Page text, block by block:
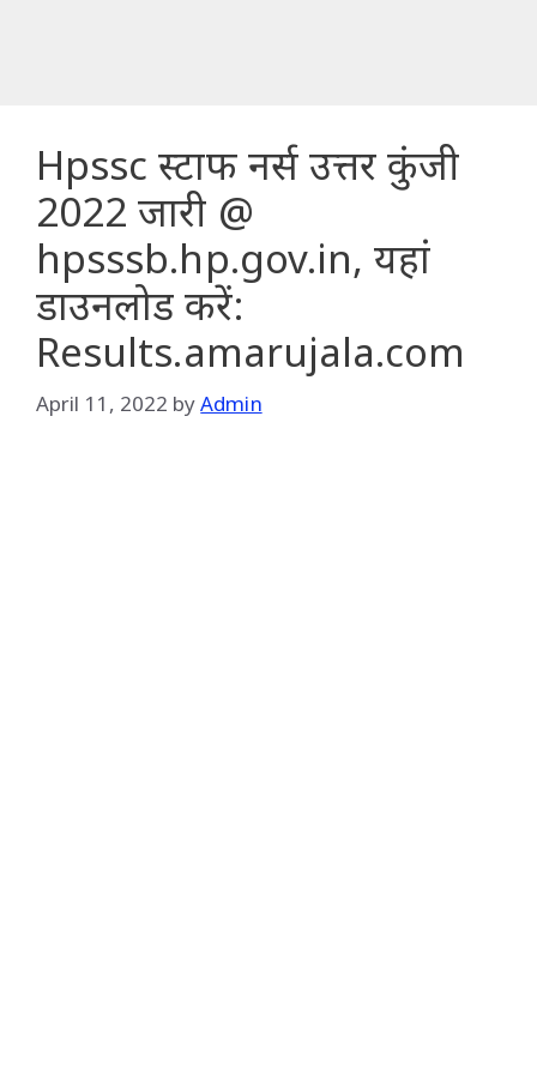
Hpssc स्टाफ नर्स उत्तर कुंजी
2022 जारी @
hpsssb.hp.gov.in, यहां
डाउनलोड करें:
Results.amarujala.com
April 11, 2022 byAdmin